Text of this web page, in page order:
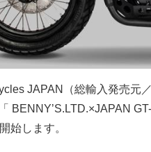
JAPAN（総輸入発売元
BENNY’S.LTD.×JAPAN
始します。